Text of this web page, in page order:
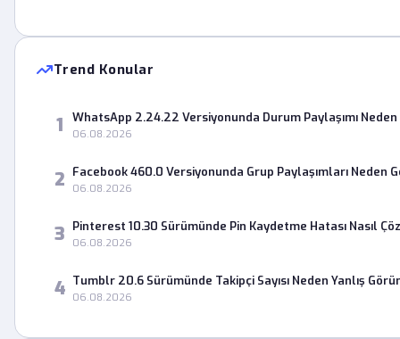
Trend Konular
1 WhatsApp 2.24.22 Versiyonunda Durum Paylaşımı
06.08.2026
2 Facebook 460.0 Versiyonunda Grup Paylaşımları Neden
06.08.2026
3 Pinterest 10.30 Sürümünde Pin Kaydetme Hatası Nasıl
06.08.2026
4 Tumblr 20.6 Sürümünde Takipçi Sayısı Neden Yanlış
06.08.2026